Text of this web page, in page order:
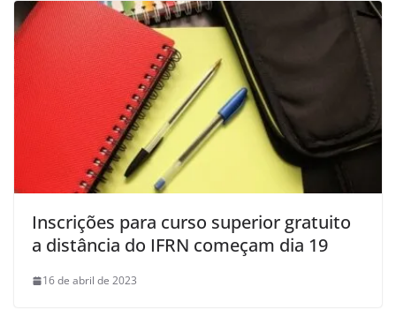
Inscrições para curso superior gratuito
a distância do IFRN começam dia 19
16 de abril de 2023